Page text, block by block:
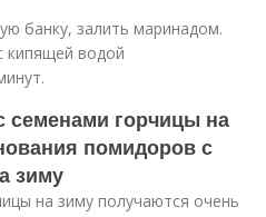
банку, залить маринадом.
кипящей водой
горчицы на
помидоров с
зиму
на зиму получаются очень